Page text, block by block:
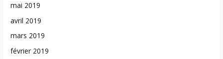
mai 2019
avril 2019
mars 2019
février 2019